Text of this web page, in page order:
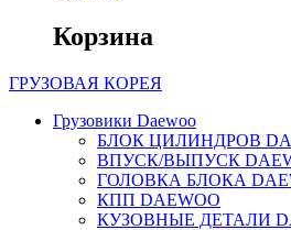
Корзина
ГРУЗОВАЯ КОРЕЯ
Грузовики Daewoo
БЛОК ЦИЛИНДРОВ
ВПУСК/ВЫПУСК
ГОЛОВКА БЛОКА
КПП DAEWOO
КУЗОВНЫЕ ДЕТАЛИ